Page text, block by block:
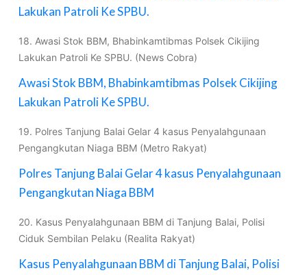
Lakukan Patroli Ke SPBU.
18. Awasi Stok BBM, Bhabinkamtibmas Polsek Cikijing
Lakukan Patroli Ke SPBU. (News Cobra)
Awasi Stok BBM, Bhabinkamtibmas Polsek Cikijing
Lakukan Patroli Ke SPBU.
19. Polres Tanjung Balai Gelar 4 kasus Penyalahgunaan
Pengangkutan Niaga BBM (Metro Rakyat)
Polres Tanjung Balai Gelar 4 kasus Penyalahgunaan
Pengangkutan Niaga BBM
20. Kasus Penyalahgunaan BBM di Tanjung Balai, Polisi
Ciduk Sembilan Pelaku (Realita Rakyat)
Kasus Penyalahgunaan BBM di Tanjung Balai, Polisi